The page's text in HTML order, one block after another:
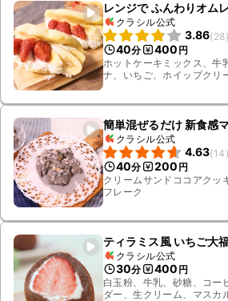
レンジで ふんわりオム
クラシル公式
3.86(28)
40分 400 円
ホットケーキミックス、牛
ナ、いちご、ホイップクリ
簡単混ぜるだけ 新食感
クラシル公式
4.63(14 )
40分 200 円
クリームサンドココアクッ
フレーク
ティラミス風 いちご大
クラシル公式
30分 400 円
白玉粉、牛乳、砂糖、コー
ダー、生クリーム、マスカ